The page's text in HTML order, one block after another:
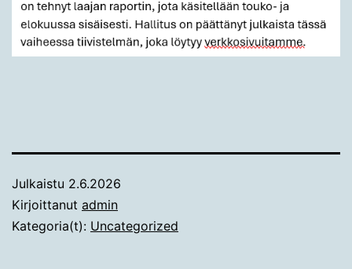
Julkaistu 2.6.2026
Kirjoittanut admin
Kategoria(t): Uncategorized